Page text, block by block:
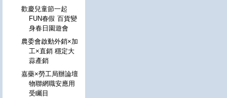
歡慶兒童節一起
FUN春假 百貨變
身春日園遊會
農委會啟動外銷×加
工×直銷 穩定大
蒜產銷
嘉藥×勞工局辦論壇
物聯網職安應用
受矚目